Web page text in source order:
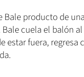
Bale producto de
cuela el balón
estar fuera, regresa